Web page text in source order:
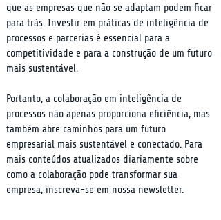
que as empresas que não se adaptam podem ficar
para trás. Investir em práticas de inteligência de
processos e parcerias é essencial para a
competitividade e para a construção de um futuro
mais sustentável.
Portanto, a colaboração em inteligência de
processos não apenas proporciona eficiência, mas
também abre caminhos para um futuro
empresarial mais sustentável e conectado. Para
mais conteúdos atualizados diariamente sobre
como a colaboração pode transformar sua
empresa, inscreva-se em nossa newsletter.